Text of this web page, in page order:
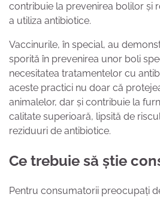
contribuie la prevenirea bolilor și
a utiliza antibiotice.
Vaccinurile, în special, au
sporită în prevenirea unor boli
necesitatea tratamentelor cu
aceste practici nu doar că
animalelor, dar și contribuie la
calitate superioară, lipsită de
reziduuri de antibiotice.
Ce trebuie să știe
Pentru consumatorii preocupați